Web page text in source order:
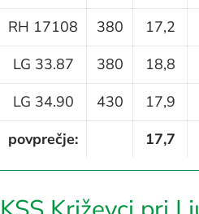
RH 17108
380 17,2
LG 33.87
380 18,8
LG 34.90
430 17,9
povprečje:
17,7